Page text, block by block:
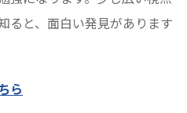
ると、面白い発見があります
ら